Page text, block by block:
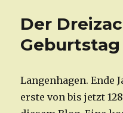
Der
Geburtstag
Langenhagen. Ende
erste von bis jetzt